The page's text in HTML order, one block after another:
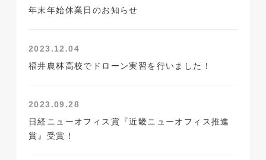
採用情報
年末年始休業日のお知らせ
2023.12.04
福井農林高校でドローン実習を行いました！
2023.09.28
日経ニューオフィス賞『近畿ニューオフィス推進
賞』受賞！